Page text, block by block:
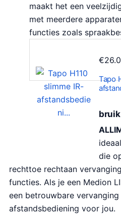
maakt het een
met meerdere
functies zoals
€
Tapo
die
rechttoe rechtaan
functies. Als je een Medion
een betrouwbare
afstandsbediening voor jou.